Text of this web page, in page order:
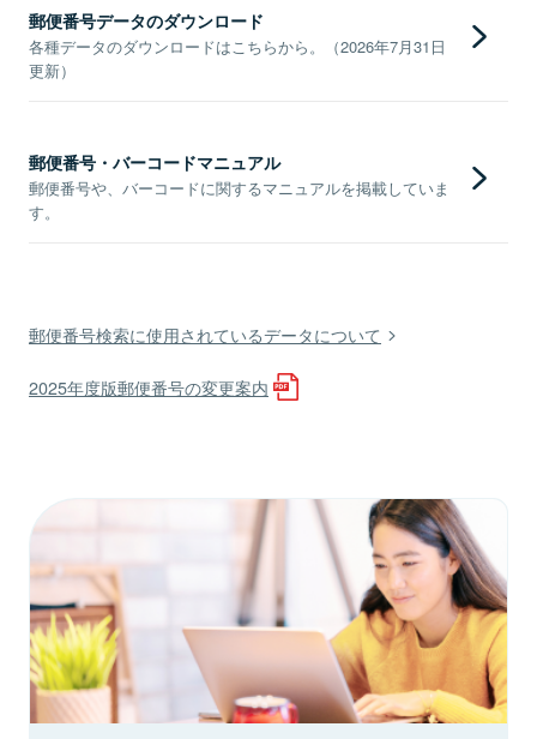
郵便番号データのダウンロード
各種データのダウンロードはこちらから。（2026年7月31日
更新）
郵便番号・バーコードマニュアル
郵便番号や、バーコードに関するマニュアルを掲載していま
す。
郵便番号検索に使用されているデータについて
2025年度版郵便番号の変更案内